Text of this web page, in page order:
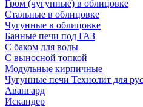
Гром (чугунные) в облицовке
Стальные в облицовке
Чугунные в облицовке
Банные печи под ГАЗ
С баком для воды
С выносной топкой
Модульные кирпичные
Чугунные печи Технолит для
Авангард
Искандер